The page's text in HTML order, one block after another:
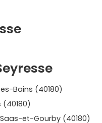
d’un
en maison, un plain-pied
paiement échelonné au
comme le
la différence: depuis
les services de proximité
confort de vie comme
Bains (40180)
(40180)
et-Gourby (40180)